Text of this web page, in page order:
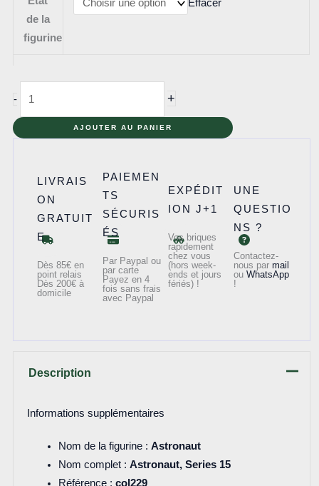
de la
figurine
Effacer
- +
AJOUTER AU PANIER
LIVRAIS
ON
GRATUIT
E
Dès 85€ en
point relais
Dès 200€ à
domicile
PAIEMEN
TS
SÉCURIS
ÉS
Par Paypal ou
par carte
Payez en 4
fois sans frais
avec Paypal
EXPÉDIT
ION J+1
Vos briques
rapidement
chez vous
(hors week-
ends et jours
fériés) !
UNE
QUESTIO
NS ?
Contactez-
nous par mail
ou WhatsApp
!
Description
Informations supplémentaires
Nom de la figurine : Astronaut
Nom complet : Astronaut, Series 15
Référence : col229